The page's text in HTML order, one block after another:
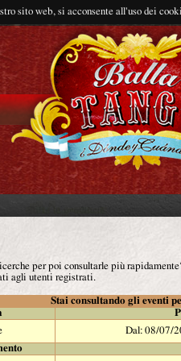
sito web, si acconsente all'uso dei
per poi consultarle più
agli utenti registrati.
Stai consultando gli eventi
Dal: 08/07/